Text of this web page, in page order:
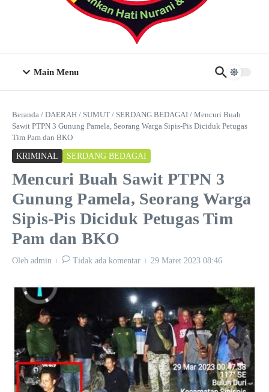
Main Menu
Beranda / DAERAH / SUMUT / SERDANG BEDAGAI / Mencuri Buah
Sawit PTPN 3 Gunung Pamela, Seorang Warga Sipis-Pis Diciduk Petugas
Tim Pam dan BKO
KRIMINAL SERDANG BEDAGAI
Mencuri Buah Sawit PTPN 3
Gunung Pamela, Seorang Warga
Sipis-Pis Diciduk Petugas Tim
Pam dan BKO
Oleh admin Tidak ada komentar 29 Maret 2023 08:46